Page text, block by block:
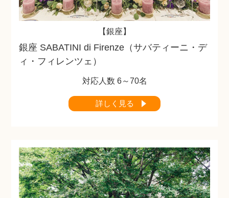
【銀座】
銀座 SABATINI di Firenze（サバティーニ・デ
ィ・フィレンツェ）
対応人数 6～70名
詳しく見る